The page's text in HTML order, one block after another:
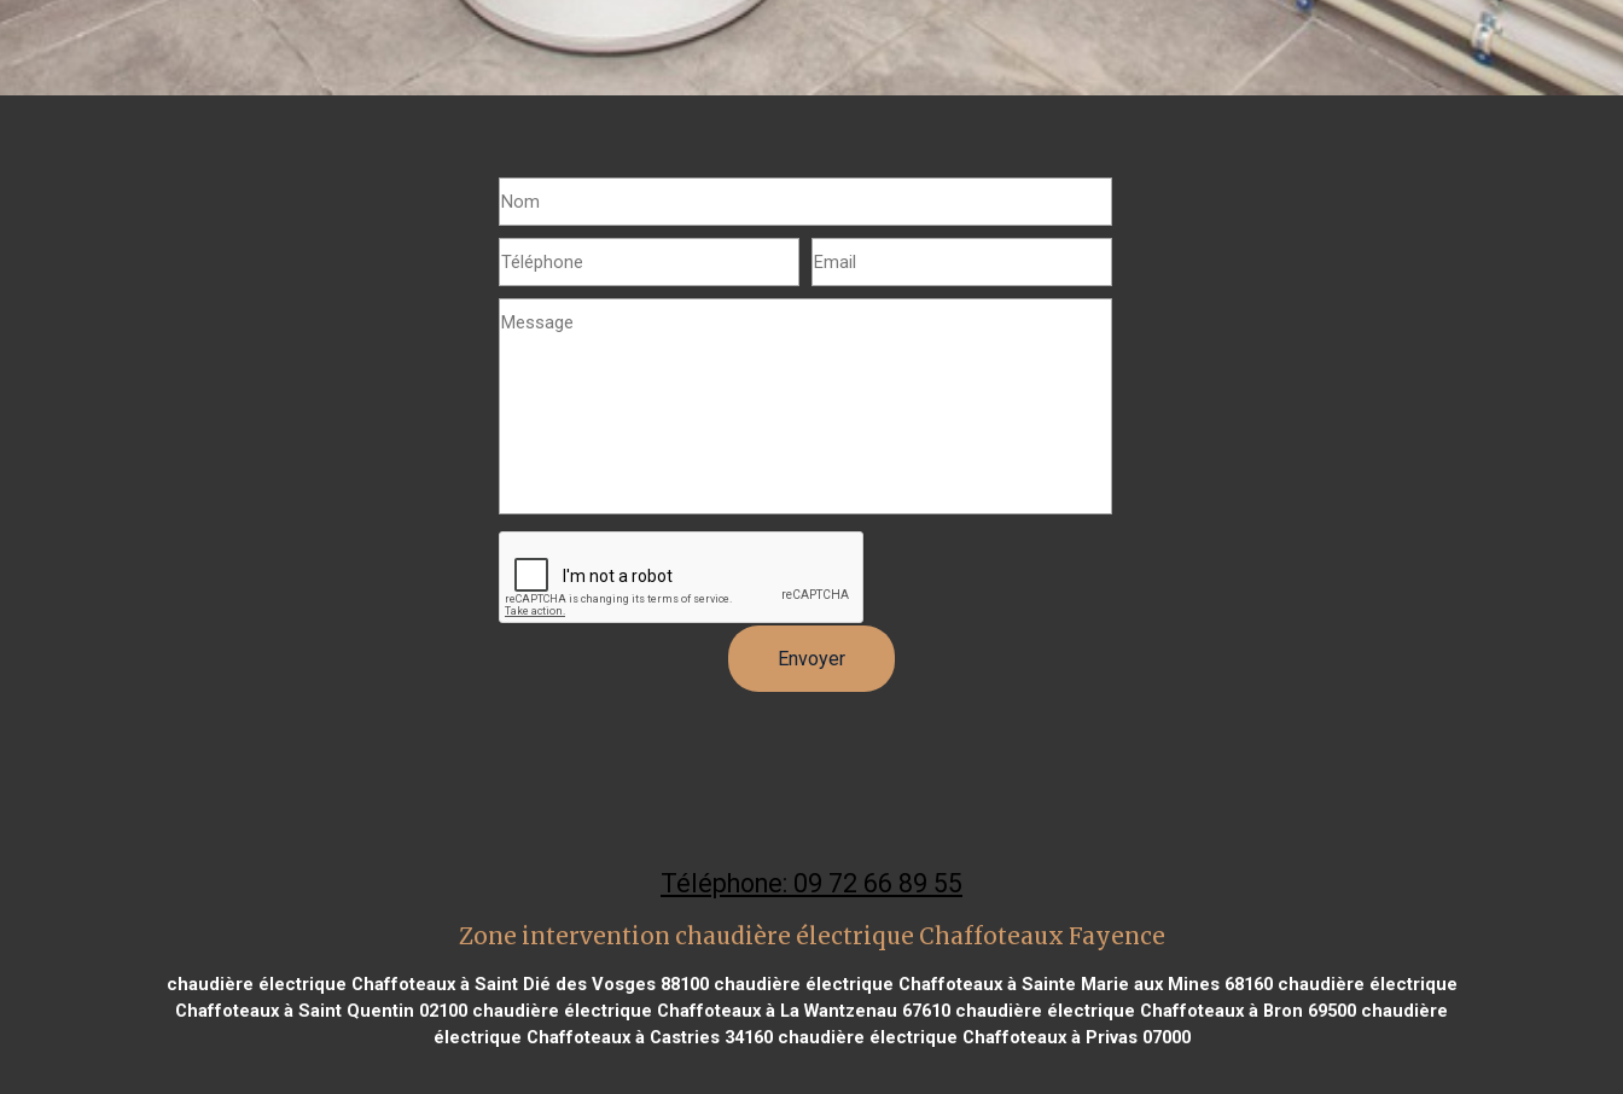
Téléphone: 09 72 66 89 55
Zone intervention chaudière électrique Chaffoteaux Fayence
chaudière électrique Chaffoteaux à Saint Dié des Vosges 88100chaudière électrique Chaffoteaux à Sainte Marie aux Mines 68160chaudière électrique
Chaffoteaux à Saint Quentin 02100 chaudière électrique Chaffoteaux à La Wantzenau 67610 chaudière électrique Chaffoteaux à Bron 69500 chaudière
électrique Chaffoteaux à Castries 34160chaudière électrique Chaffoteaux à Privas 07000